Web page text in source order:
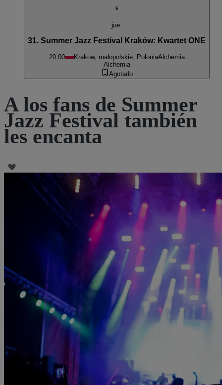
6
jue.
31. Summer Jazz Festival Kraków: Kwartet ONE
20:00 Krakow, małopolskie, PoloniaAlchemia
Alchemia
Agotado
A los fans de Summer
Jazz Festival también
les encanta